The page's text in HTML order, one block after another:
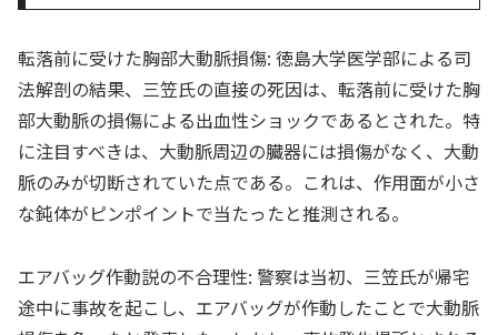
転落前に受けた胸部大動脈損傷: 徳島大学医学部による司
法解剖の結果、三笠氏の直接の死因は、転落前に受けた胸
部大動脈の損傷による出血性ショックであるとされた。特
に注目すべきは、大動脈周辺の臓器には損傷がなく、大動
脈のみが切断されていた点である。これは、作用面が小さ
な鈍体がピンポイントで当たったと推測される。
エアバッグ作動説の不合理性: 警察は当初、三笠氏が帰宅
途中に事故を起こし、エアバッグが作動したことで大動脈